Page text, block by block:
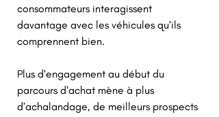
consommateurs interagissent
davantage avec les véhicules qu’ils
comprennent bien.
Plus d’engagement au début du
parcours d’achat mène à plus
d’achalandage, de meilleurs prospects